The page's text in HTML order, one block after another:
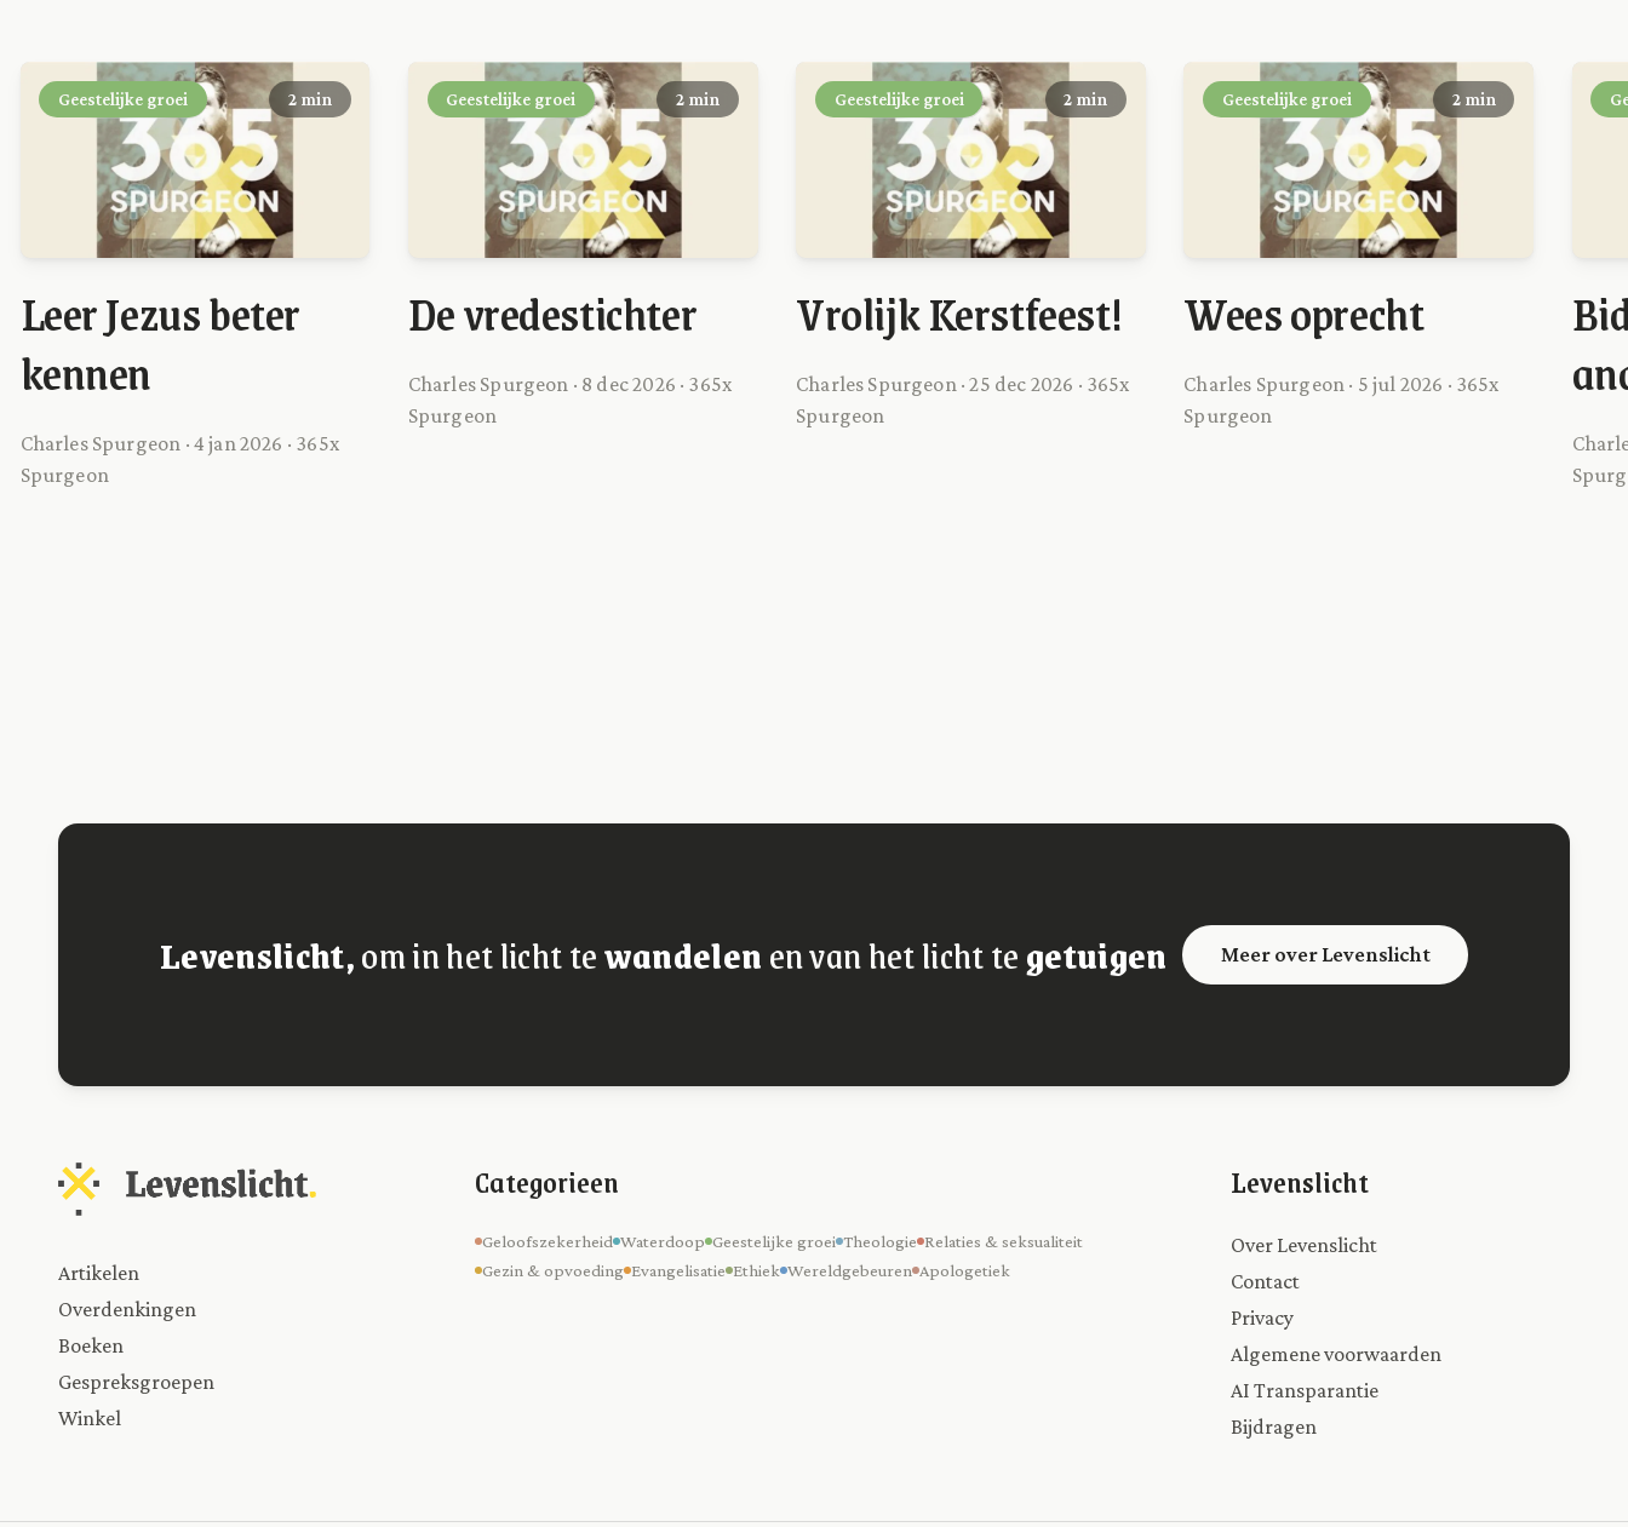
Geestelijke groei 2 min
Leer Jezus beter
kennen
Charles Spurgeon · 4 jan 2026 · 365x
Spurgeon
Geestelijke groei 2 min
De vredestichter
Charles Spurgeon · 8 dec 2026 · 365x
Spurgeon
Geestelijke groei 2 min
Vrolijk Kerstfeest!
Charles Spurgeon · 25 dec 2026 · 365x
Spurgeon
Geestelijke groei 2 min
Wees oprecht
Charles Spurgeon · 5 jul 2026 · 365x
Spurgeon
Levenslicht,om in het licht tewandelenen van het licht tegetuigen Meer over Levenslicht
Artikelen
Overdenkingen
Boeken
Gespreksgroepen
Winkel
Categorieen
Geloofszekerheid Waterdoop Geestelijke groei Theologie Relaties & seksualiteit
Gezin & opvoeding Evangelisatie Ethiek Wereldgebeuren Apologetiek
Levenslicht
Over Levenslicht
Contact
Privacy
Algemene voorwaarden
AI Transparantie
Bijdragen